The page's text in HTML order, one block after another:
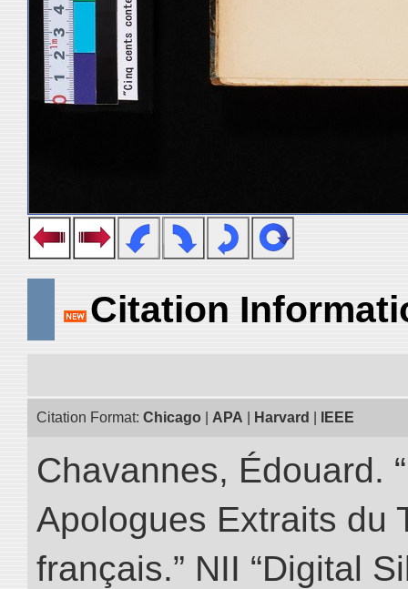
Citation
Citation Format: Chicago APA Harvard IEEE
Chavannes, Édouard.
Apologues Extraits du
français.” NII “Digital